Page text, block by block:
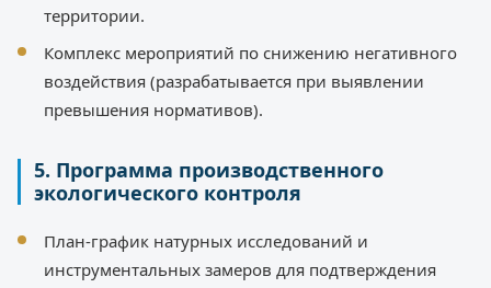
территории.
Комплекс мероприятий по снижению негативного
воздействия (разрабатывается при выявлении
превышения нормативов).
5. Программа производственного
экологического контроля
План-график натурных исследований и
инструментальных замеров для подтверждения